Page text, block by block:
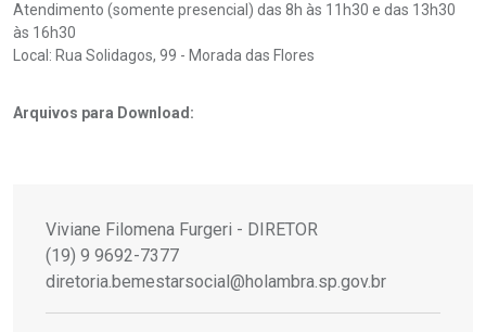
Atendimento (somente presencial) das 8h às 11h30 e das 13h30
às 16h30
Local: Rua Solidagos, 99 - Morada das Flores
Arquivos para Download:
Viviane Filomena Furgeri - DIRETOR
(19) 9 9692-7377
diretoria.bemestarsocial@holambra.sp.gov.br